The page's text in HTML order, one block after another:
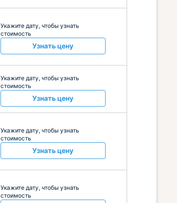
Укажите дату, чтобы узнать
стоимость
Узнать цену
Укажите дату, чтобы узнать
стоимость
Узнать цену
Укажите дату, чтобы узнать
стоимость
Узнать цену
Укажите дату, чтобы узнать
стоимость